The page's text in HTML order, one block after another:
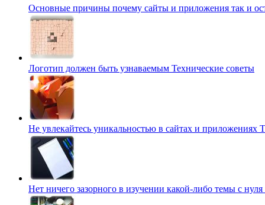
Основные причины почему сайты и приложения так и
Логотип должен быть узнаваемым Технические советы
Не увлекайтесь уникальностью в сайтах и приложениях
Нет ничего зазорного в изучении какой-либо темы с нуля